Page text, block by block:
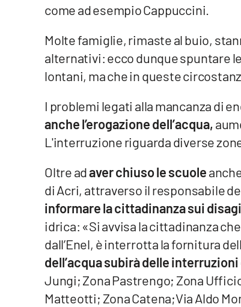
Vibo Valentia
Reggio Calabria
Buona Sanità Calabria
come ad esempio Cappuccini.
Molte famiglie, rimaste al buio,
alternativi: ecco dunque spuntare
lontani, ma che in queste
I problemi legati alla mancanza di
anche l’erogazione dell’acqua,
L'interruzione riguarda diverse
Oltre adaver chiuso le scuole
di Acri, attraverso il responsabile
informare la cittadinanza sui
idrica: «Si avvisa la cittadinanza
dall’Enel, è interrotta la fornitura
dell’acqua subirà delle
Jungi; Zona Pastrengo; Zona
Matteotti; Zona Catena;Via Aldo